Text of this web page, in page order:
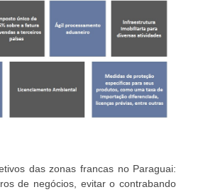
das zonas francas no Paraguai:
de negócios, evitar o contrabando